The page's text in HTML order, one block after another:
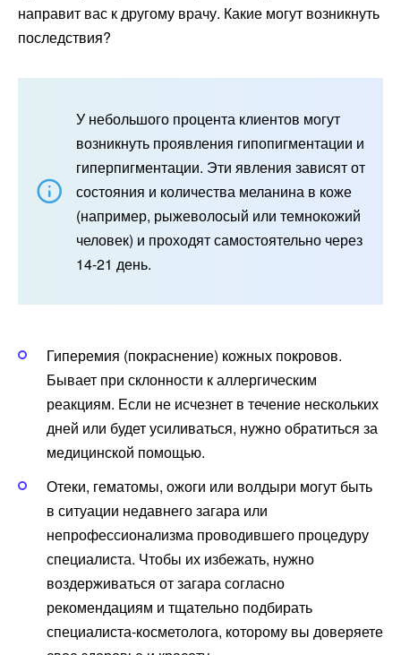
направит вас к другому врачу. Какие могут возникнуть
последствия?
У небольшого процента клиентов могут
возникнуть проявления гипопигментации и
гиперпигментации. Эти явления зависят от
состояния и количества меланина в коже
(например, рыжеволосый или темнокожий
человек) и проходят самостоятельно через
14-21 день.
Гиперемия (покраснение) кожных покровов.
Бывает при склонности к аллергическим
реакциям. Если не исчезнет в течение нескольких
дней или будет усиливаться, нужно обратиться за
медицинской помощью.
Отеки, гематомы, ожоги или волдыри могут быть
в ситуации недавнего загара или
непрофессионализма проводившего процедуру
специалиста. Чтобы их избежать, нужно
воздерживаться от загара согласно
рекомендациям и тщательно подбирать
специалиста-косметолога, которому вы доверяете